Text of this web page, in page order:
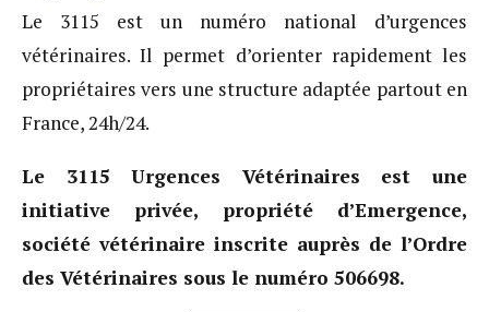
Le 3115 est un numéro national d’urgences
vétérinaires. Il permet d’orienter rapidement les
propriétaires vers une structure adaptée partout en
France, 24h/24.
Le 3115 Urgences Vétérinaires est une
initiative privée, propriété d’Emergence,
société vétérinaire inscrite auprès de l’Ordre
des Vétérinaires sous le numéro 506698.